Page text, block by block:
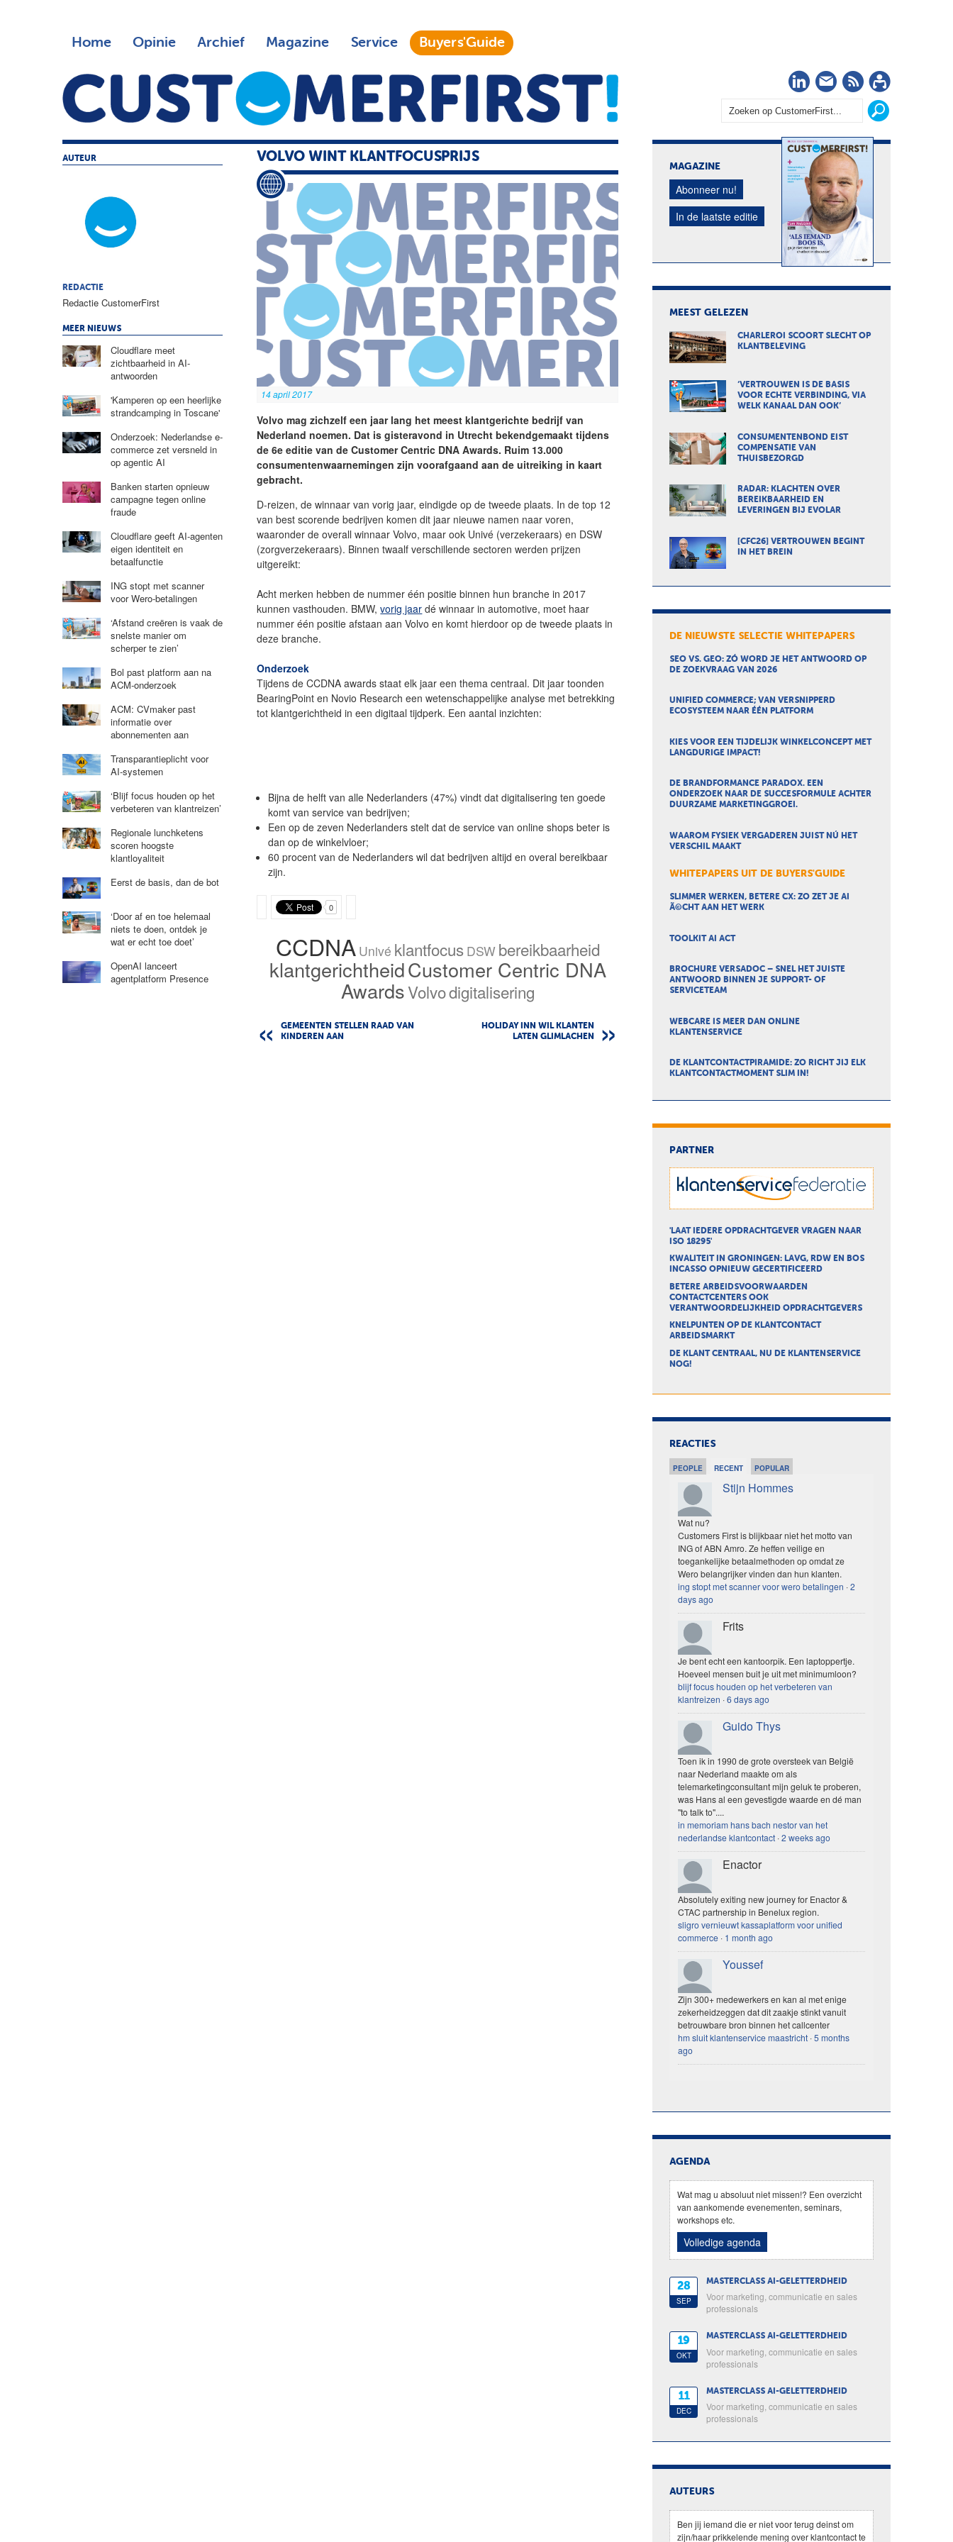
Home Opinie Archief Magazine Service Buyers'Guide
LinkedIn
Nieuwsbrief
RSS
VOLVO WINT KLANTFOCUSPRIJS
14 april 2017
Volvo mag zichzelf een jaar lang het meest klantgerichte bedrijf van
Nederland noemen. Dat is gisteravond in Utrecht bekendgemaakt tijdens
de 6e editie van de Customer Centric DNA Awards. Ruim 13.000
consumentenwaarnemingen zijn voorafgaand aan de uitreiking in kaart
gebracht.
D-reizen, de winnaar van vorig jaar, eindigde op de tweede plaats. In de top 12
van best scorende bedrijven komen dit jaar nieuwe namen naar voren,
waaronder de overall winnaar Volvo, maar ook Univé (verzekeraars) en DSW
(zorgverzekeraars). Binnen twaalf verschillende sectoren werden prijzen
uitgereikt:
Acht merken hebben de nummer één positie binnen hun branche in 2017
kunnen vasthouden. BMW,vorig jaar dé winnaar in automotive, moet haar
nummer één positie afstaan aan Volvo en komt hierdoor op de tweede plaats in
deze branche.
Onderzoek
Tijdens de CCDNA awards staat elk jaar een thema centraal. Dit jaar toonden
BearingPoint en Novio Research een wetenschappelijke analyse met betrekking
tot klantgerichtheid in een digitaal tijdperk. Een aantal inzichten:
Bijna de helft van alle Nederlanders (47%) vindt dat digitalisering ten goede
komt van service van bedrijven;
Een op de zeven Nederlanders stelt dat de service van online shops beter is
dan op de winkelvloer;
60 procent van de Nederlanders wil dat bedrijven altijd en overal bereikbaar
zijn.
0
CCDNA Univé klantfocus DSW bereikbaarheid
klantgerichtheidCustomer Centric DNA
AwardsVolvodigitalisering
GEMEENTEN STELLEN RAAD VAN
KINDEREN AAN
HOLIDAY INN WIL KLANTEN
LATEN GLIMLACHEN
AUTEUR
REDACTIE
Redactie CustomerFirst
MEER NIEUWS
Cloudflare meet
zichtbaarheid in AI-
antwoorden
'Kamperen op een heerlijke
strandcamping in Toscane'
Onderzoek: Nederlandse e-
commerce zet versneld in
op agentic AI
Banken starten opnieuw
campagne tegen online
fraude
Cloudflare geeft AI-agenten
eigen identiteit en
betaalfunctie
ING stopt met scanner
voor Wero-betalingen
‘Afstand creëren is vaak de
snelste manier om
scherper te zien’
Bol past platform aan na
ACM-onderzoek
ACM: CVmaker past
informatie over
abonnementen aan
Transparantieplicht voor
AI-systemen
‘Blijf focus houden op het
verbeteren van klantreizen’
Regionale lunchketens
scoren hoogste
klantloyaliteit
Eerst de basis, dan de bot
‘Door af en toe helemaal
niets te doen, ontdek je
wat er echt toe doet’
OpenAI lanceert
agentplatform Presence
MAGAZINE
Abonneer nu!
In de laatste editie
MEEST GELEZEN
CHARLEROI SCOORT SLECHT OP
KLANTBELEVING
‘VERTROUWEN IS DE BASIS
VOOR ECHTE VERBINDING, VIA
WELK KANAAL DAN OOK’
CONSUMENTENBOND EIST
COMPENSATIE VAN
THUISBEZORGD
RADAR: KLACHTEN OVER
BEREIKBAARHEID EN
LEVERINGEN BIJ EVOLAR
[CFC26] VERTROUWEN BEGINT
IN HET BREIN
DE NIEUWSTE SELECTIE WHITEPAPERS
SEO VS. GEO: ZÓ WORD JE HET ANTWOORD OP
DE ZOEKVRAAG VAN 2026
UNIFIED COMMERCE; VAN VERSNIPPERD
ECOSYSTEEM NAAR ÉÉN PLATFORM
KIES VOOR EEN TIJDELIJK WINKELCONCEPT MET
LANGDURIGE IMPACT!
DE BRANDFORMANCE PARADOX. EEN
ONDERZOEK NAAR DE SUCCESFORMULE ACHTER
DUURZAME MARKETINGGROEI.
WAAROM FYSIEK VERGADEREN JUIST NÚ HET
VERSCHIL MAAKT
WHITEPAPERS UIT DE BUYERS'GUIDE
SLIMMER WERKEN, BETERE CX: ZO ZET JE AI
Ã©CHT AAN HET WERK
TOOLKIT AI ACT
BROCHURE VERSADOC – SNEL HET JUISTE
ANTWOORD BINNEN JE SUPPORT- OF
SERVICETEAM
WEBCARE IS MEER DAN ONLINE
KLANTENSERVICE
DE KLANTCONTACTPIRAMIDE: ZO RICHT JIJ ELK
KLANTCONTACTMOMENT SLIM IN!
PARTNER
'LAAT IEDERE OPDRACHTGEVER VRAGEN NAAR
ISO 18295'
KWALITEIT IN GRONINGEN: LAVG, RDW EN BOS
INCASSO OPNIEUW GECERTIFICEERD
BETERE ARBEIDSVOORWAARDEN
CONTACTCENTERS OOK
VERANTWOORDELIJKHEID OPDRACHTGEVERS
KNELPUNTEN OP DE KLANTCONTACT
ARBEIDSMARKT
DE KLANT CENTRAAL, NU DE KLANTENSERVICE
NOG!
REACTIES
PEOPLE RECENT POPULAR
Stijn Hommes
Wat nu?
Customers First is blijkbaar niet het motto van
ING of ABN Amro. Ze heffen veilige en
toegankelijke betaalmethoden op omdat ze
Wero belangrijker vinden dan hun klanten.
ing stopt met scanner voor wero betalingen ·2
days ago
Frits
Je bent echt een kantoorpik. Een laptoppertje.
Hoeveel mensen buit je uit met minimumloon?
blijf focus houden op het verbeteren van
klantreizen ·6 days ago
Guido Thys
Toen ik in 1990 de grote oversteek van België
naar Nederland maakte om als
telemarketingconsultant mijn geluk te proberen,
was Hans al een gevestigde waarde en dé man
"to talk to"....
in memoriam hans bach nestor van het
nederlandse klantcontact ·2 weeks ago
Enactor
Absolutely exiting new journey for Enactor &
CTAC partnership in Benelux region.
sligro vernieuwt kassaplatform voor unified
commerce · 1 month ago
Youssef
Zijn 300+ medewerkers en kan al met enige
zekerheidzeggen dat dit zaakje stinkt vanuit
betrouwbare bron binnen het callcenter
hm sluit klantenservice maastricht ·5 months
ago
AGENDA
Wat mag u absoluut niet missen!? Een overzicht
van aankomende evenementen, seminars,
workshops etc.
Volledige agenda
28
SEP
MASTERCLASS AI-GELETTERDHEID
Voor marketing, communicatie en sales
professionals
19
OKT
MASTERCLASS AI-GELETTERDHEID
Voor marketing, communicatie en sales
professionals
11
DEC
MASTERCLASS AI-GELETTERDHEID
Voor marketing, communicatie en sales
professionals
AUTEURS
Ben jij iemand die er niet voor terug deinst om
zijn/haar prikkelende mening over klantcontact te